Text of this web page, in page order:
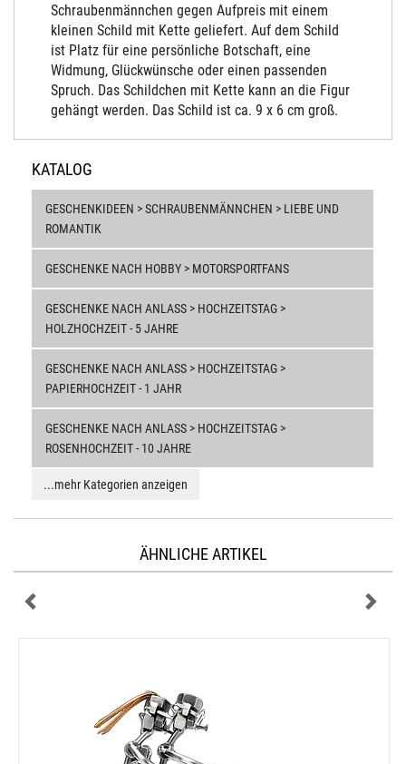
Schraubenmännchen gegen Aufpreis mit einem
kleinen Schild mit Kette geliefert. Auf dem Schild
ist Platz für eine persönliche Botschaft, eine
Widmung, Glückwünsche oder einen passenden
Spruch. Das Schildchen mit Kette kann an die Figur
gehängt werden. Das Schild ist ca. 9 x 6 cm groß.
KATALOG
GESCHENKIDEEN > SCHRAUBENMÄNNCHEN > LIEBE UND
ROMANTIK
GESCHENKE NACH HOBBY > MOTORSPORTFANS
GESCHENKE NACH ANLASS > HOCHZEITSTAG >
HOLZHOCHZEIT - 5 JAHRE
GESCHENKE NACH ANLASS > HOCHZEITSTAG >
PAPIERHOCHZEIT - 1 JAHR
GESCHENKE NACH ANLASS > HOCHZEITSTAG >
ROSENHOCHZEIT - 10 JAHRE
...mehr Kategorien anzeigen
ÄHNLICHE ARTIKEL